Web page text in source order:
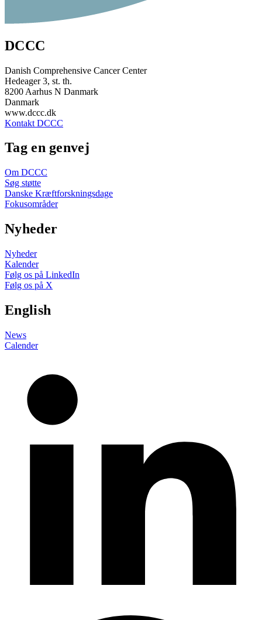
DCCC
Danish Comprehensive Cancer Center
Hedeager 3, st. th.
8200 Aarhus N Danmark
Danmark
www.dccc.dk
Kontakt DCCC
Tag en genvej
Om DCCC
Søg støtte
Danske Kræftforskningsdage
Fokusområder
Nyheder
Nyheder
Kalender
Følg os på LinkedIn
Følg os på X
English
News
Calender